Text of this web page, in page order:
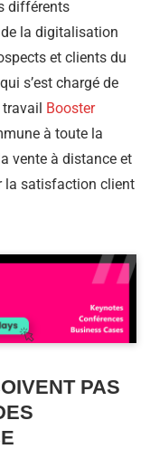
différents
la digitalisation
et clients du
s’est chargé de
travail Booster
à toute la
vente à distance et
la satisfaction client
PAS